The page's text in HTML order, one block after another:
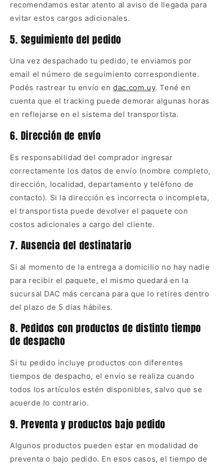
recomendamos estar atento al aviso de llegada para
evitar estos cargos adicionales.
5. Seguimiento del pedido
Una vez despachado tu pedido, te enviamos por
email el número de seguimiento correspondiente.
Podés rastrear tu envío endac.com.uy. Tené en
cuenta que el tracking puede demorar algunas horas
en reflejarse en el sistema del transportista.
6. Dirección de envío
Es responsabilidad del comprador ingresar
correctamente los datos de envío (nombre completo,
dirección, localidad, departamento y teléfono de
contacto). Si la dirección es incorrecta o incompleta,
el transportista puede devolver el paquete con
costos adicionales a cargo del cliente.
7. Ausencia del destinatario
Si al momento de la entrega a domicilio no hay nadie
para recibir el paquete, el mismo quedará en la
sucursal DAC más cercana para que lo retires dentro
del plazo de 5 días hábiles.
8. Pedidos con productos de distinto tiempo
de despacho
Si tu pedido incluye productos con diferentes
tiempos de despacho, el envío se realiza cuando
todos los artículos estén disponibles, salvo que se
acuerde lo contrario.
9. Preventa y productos bajo pedido
Algunos productos pueden estar en modalidad de
preventa o bajo pedido. En esos casos, el tiempo de